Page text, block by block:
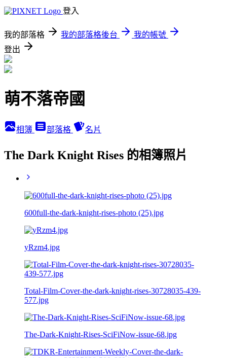
登入
我的部落格 我的部落格後台
我的帳號
登出
萌不落帝國
相簿 部落格 名片
The Dark Knight Rises 的相簿照片
600full-the-dark-knight-rises-photo (25).jpg
yRzm4.jpg
Total-Film-Cover-the-dark-knight-rises-30728035-439-
577.jpg
The-Dark-Knight-Rises-SciFiNow-issue-68.jpg